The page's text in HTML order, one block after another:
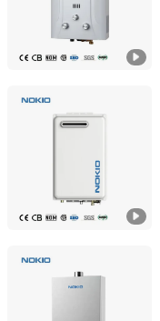
Fo Shan City Nokio
Fo Shan City Nokio